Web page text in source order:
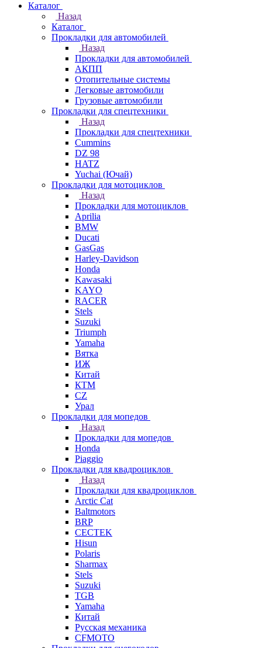
Каталог
Назад
Каталог
Прокладки для автомобилей
Назад
Прокладки для автомобилей
АКПП
Отопительные системы
Легковые автомобили
Грузовые автомобили
Прокладки для спецтехники
Назад
Прокладки для спецтехники
Cummins
DZ 98
HATZ
Yuchai (Ючай)
Прокладки для мотоциклов
Назад
Прокладки для мотоциклов
Aprilia
BMW
Ducati
GasGas
Harley-Davidson
Honda
Kawasaki
KAYO
RACER
Stels
Suzuki
Triumph
Yamaha
Вятка
ИЖ
Китай
КТМ
СZ
Урал
Прокладки для мопедов
Назад
Прокладки для мопедов
Honda
Piaggio
Прокладки для квадроциклов
Назад
Прокладки для квадроциклов
Arctic Cat
Baltmotors
BRP
CECTEK
Hisun
Polaris
Sharmax
Stels
Suzuki
TGB
Yamaha
Китай
Русская механика
СFMOTO